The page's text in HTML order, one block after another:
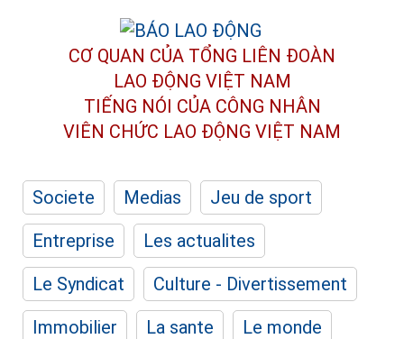
CƠ QUAN CỦA TỔNG LIÊN ĐOÀN
LAO ĐỘNG VIỆT NAM
TIẾNG NÓI CỦA CÔNG NHÂN
VIÊN CHỨC LAO ĐỘNG VIỆT NAM
Societe Medias
Jeu de sport
Entreprise
Les actualites
Le Syndicat
Culture - Divertissement
Immobilier
La sante
Le monde